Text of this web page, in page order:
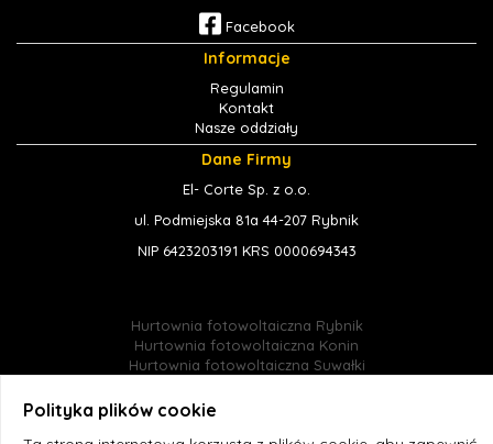
Facebook
Informacje
Regulamin
Kontakt
Nasze oddziały
Dane Firmy
El- Corte Sp. z o.o.
ul. Podmiejska 81a 44-207 Rybnik
NIP 6423203191 KRS 0000694343
Hurtownia fotowoltaiczna Rybnik
Hurtownia fotowoltaiczna Konin
Hurtownia fotowoltaiczna Suwałki
Hurtownia fotowoltaiczna Śląsk
Polityka plików cookie